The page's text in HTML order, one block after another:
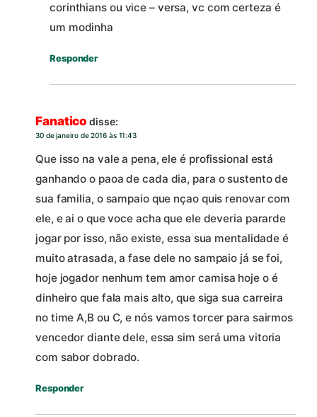
corinthians ou vice – versa, vc com certeza é
um modinha
Responder
Fanatico disse:
30 de janeiro de 2016 às 11:43
Que isso na vale a pena, ele é profissional está
ganhando o paoa de cada dia, para o sustento de
sua familia, o sampaio que nçao quis renovar com
ele, e ai o que voce acha que ele deveria pararde
jogar por isso, não existe, essa sua mentalidade é
muito atrasada, a fase dele no sampaio já se foi,
hoje jogador nenhum tem amor camisa hoje o é
dinheiro que fala mais alto, que siga sua carreira
no time A,B ou C, e nós vamos torcer para sairmos
vencedor diante dele, essa sim será uma vitoria
com sabor dobrado.
Responder